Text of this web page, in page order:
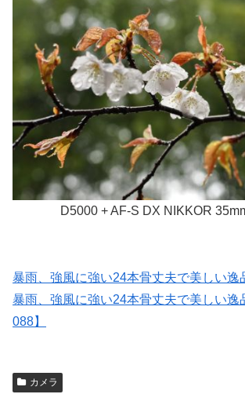
D5000 + AF-S DX NIKKOR
暴雨、強風に強い24本骨丈夫で美しい
暴雨、強風に強い24本骨丈夫で美しい逸
088】
カメラ